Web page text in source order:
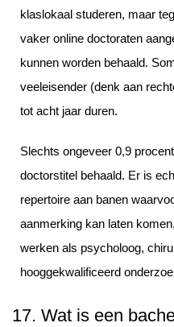
klaslokaal studeren, maar
vaker online doctoraten
kunnen worden behaald.
veeleisender (denk aan
tot acht jaar duren.
Slechts ongeveer 0,9
doctorstitel behaald. Er is
repertoire aan banen
aanmerking kan laten
werken als psycholoog,
hooggekwalificeerd
17. Wat is een